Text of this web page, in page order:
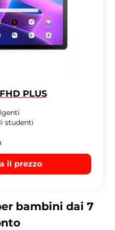
PLUS
studenti
il prezzo
bambini dai 7